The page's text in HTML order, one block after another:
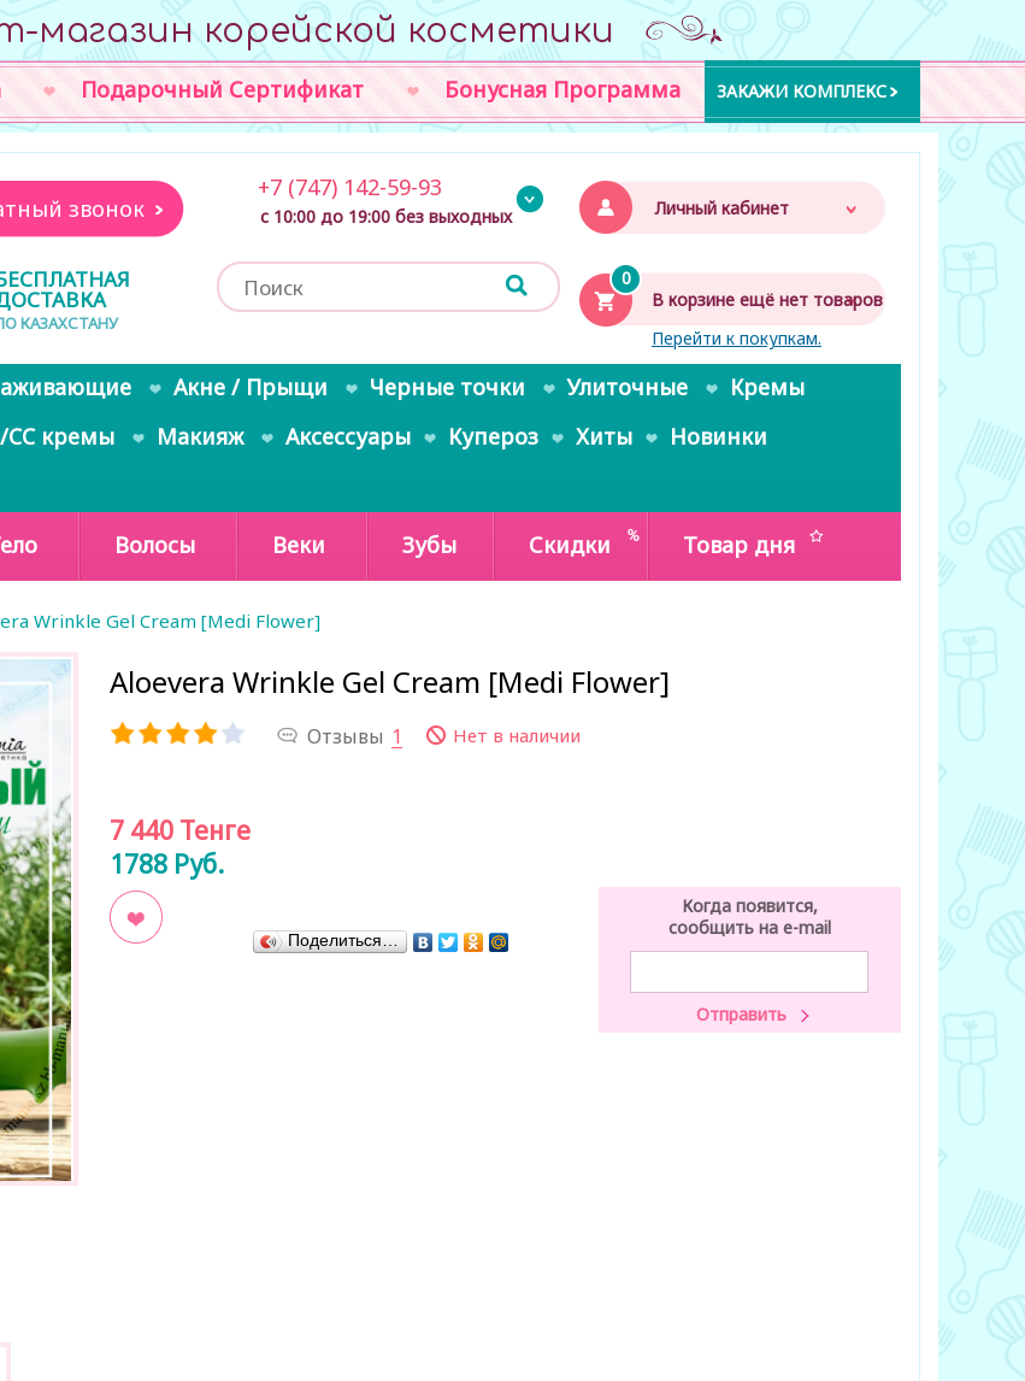
магазин корейской косметики
Подарочный Сертификат Бонусная Программа ЗАКАЖИ КОМПЛЕКС
Личный кабинет
0
В корзине ещё нет товаров
Перейти к покупкам.
звонок
КАЗАХСТАНУ
+7 (747) 142-59-93
с 10:00 до 19:00 без выходных
Акне / Прыщи Черные точки Улиточные
Кремы
CC кремы Макияж Аксессуары Купероз Хиты
Новинки
Волосы Веки Зубы Скидки Товар дня
Wrinkle Gel Cream [Medi Flower]
Aloevera Wrinkle Gel Cream [Medi Flower]
Отзывы 1 Нет в наличии
7 440 Тенге
1788 Руб.
В закладки
Когда появится,
сообщить на e-mail
Поделиться…